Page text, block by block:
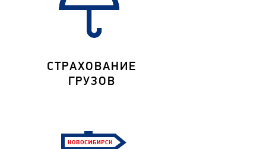
СТРАХОВАНИЕ
ГРУЗОВ